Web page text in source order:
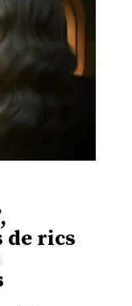
de rics